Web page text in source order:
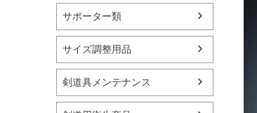
サポーター類
サイズ調整用品
剣道具メンテナンス